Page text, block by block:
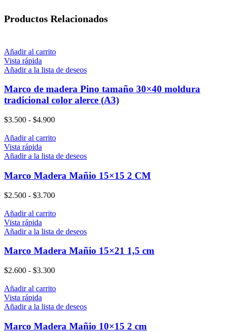
Productos Relacionados
Añadir al carrito
Vista rápida
Añadir a la lista de deseos
Marco de madera Pino tamaño 30×40 moldura
tradicional color alerce (A3)
$3.500 - $4.900
Añadir al carrito
Vista rápida
Añadir a la lista de deseos
Marco Madera Mañio 15×15 2 CM
$2.500 - $3.700
Añadir al carrito
Vista rápida
Añadir a la lista de deseos
Marco Madera Mañio 15×21 1,5 cm
$2.600 - $3.300
Añadir al carrito
Vista rápida
Añadir a la lista de deseos
Marco Madera Mañio 10×15 2 cm